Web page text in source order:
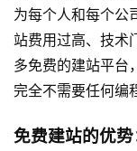
为每个人和每个公
站费用过高、技术
多免费的建站平台
完全不需要任何编
免费建站的优